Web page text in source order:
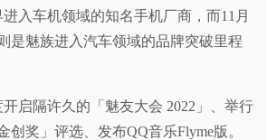
入车机领域的知名手机厂商，而11月
是魅族进入汽车领域的品牌突破里程
启隔许久的「魅友大会 2022」、举行
创奖」评选、发布QQ音乐Flyme版。